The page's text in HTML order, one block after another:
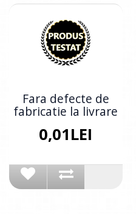
Fara defecte de
fabricatie la livrare
0,01LEI